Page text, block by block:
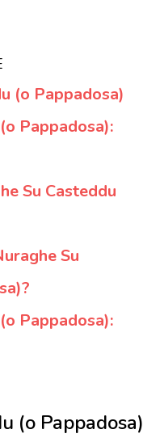
(o Pappadosa)
Pappadosa):
Su Casteddu
Su
Pappadosa):
(o Pappadosa)